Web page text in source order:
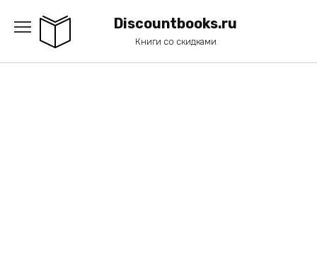
содержанию
Discountbooks.ru
Книги со скидками